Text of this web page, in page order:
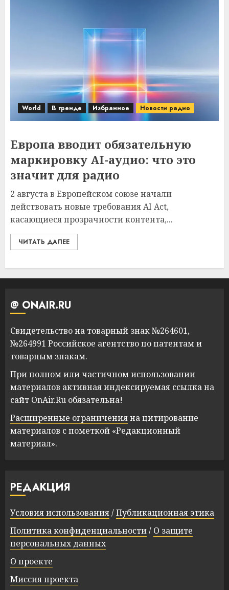
World В тренде Избранное Новости радио
Европа вводит обязательную
маркировку AI-аудио: что это
значит для радио
2 августа в Европейском союзе начали
действовать новые требования AI Act,
касающиеся прозрачности контента,...
ЧИТАТЬ ДАЛЕЕ
@ ONAIR.RU
Свидетельство на товарный знак №264601,
№264991 Российское агентство по патентам и
товарным знакам.
При полном или частичном использовании
материалов активная индексируемая ссылка на
сайт OnAir.Ru обязательна!
Расширенные ограниченияна цитирование
материалов с пометкой «Редакционный
материал».
РЕДАКЦИЯ
Условия использования/Публикационная этика
Политика конфиденциальности/ О защите
персональных данных
О проекте
Миссия проекта